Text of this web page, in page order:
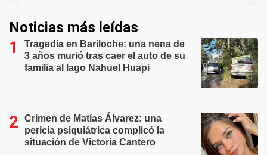
Noticias más leídas
Tragedia en Bariloche: una nena de
3 años murió tras caer el auto de su
familia al lago Nahuel Huapi
Crimen de Matías Álvarez: una
pericia psiquiátrica complicó la
situación de Victoria Cantero